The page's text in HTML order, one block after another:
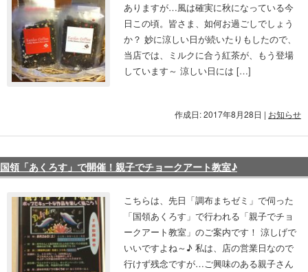
ありますが…風は確実に秋になっている今
日この頃。皆さま、如何お過ごしでしょう
か？ 妙に涼しい日が続いたりもしたので、
当店では、ミルクに合う紅茶が、もう登場
しています～ 涼しい日には […]
作成日: 2017年8月28日 | お知らせ
国領「あくろす」で開催！親子でチョークアート教室♪
こちらは、先日「調布まちゼミ」で伺った
「国領あくろす」で行われる「親子でチョ
ークアート教室」のご案内です！ 涼しげで
いいですよね～♪ 私は、店の営業日なので
行けず残念ですが…ご興味のある親子さん